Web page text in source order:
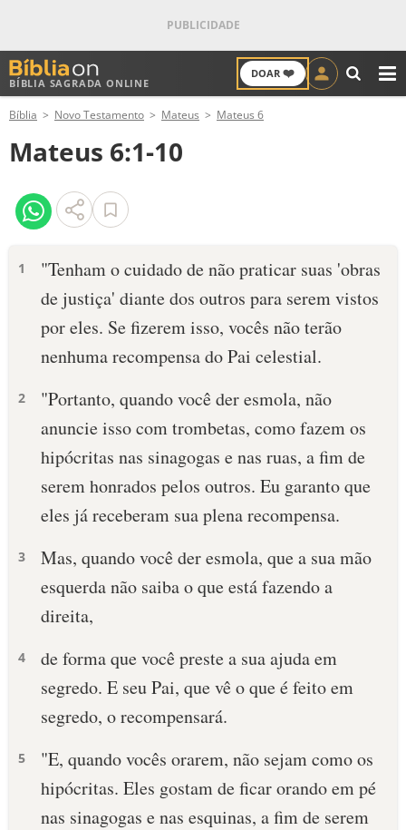
BÍBLIA SAGRADA ONLINE
DOAR ❤️
ANTIGO TESTAMENTO
NOVO TESTAMENTO
VERSÍCULOS
PALAVRA DO DIA
SALMO DO DIA
DEVOCIONAL DIÁRIO
10 MANDAMENTOS
ESTUDOS BÍBLICOS
PERGUNTE À BÍBLIA
TERMO BÍBLICO
QUEM SOMOS
LOJA BÍBLIAON
Bíblia Novo Testamento Mateus Mateus 6
Mateus 6:1-10
1
"Tenham o cuidado de não praticar suas 'obras
de justiça' diante dos outros para serem vistos
por eles. Se fizerem isso, vocês não terão
nenhuma recompensa do Pai celestial.
2
"Portanto, quando você der esmola, não
anuncie isso com trombetas, como fazem os
hipócritas nas sinagogas e nas ruas, a fim de
serem honrados pelos outros. Eu garanto que
eles já receberam sua plena recompensa.
3
Mas, quando você der esmola, que a sua mão
esquerda não saiba o que está fazendo a
direita,
4
de forma que você preste a sua ajuda em
segredo. E seu Pai, que vê o que é feito em
segredo, o recompensará.
5
"E, quando vocês orarem, não sejam como os
hipócritas. Eles gostam de ficar orando em pé
nas sinagogas e nas esquinas, a fim de serem